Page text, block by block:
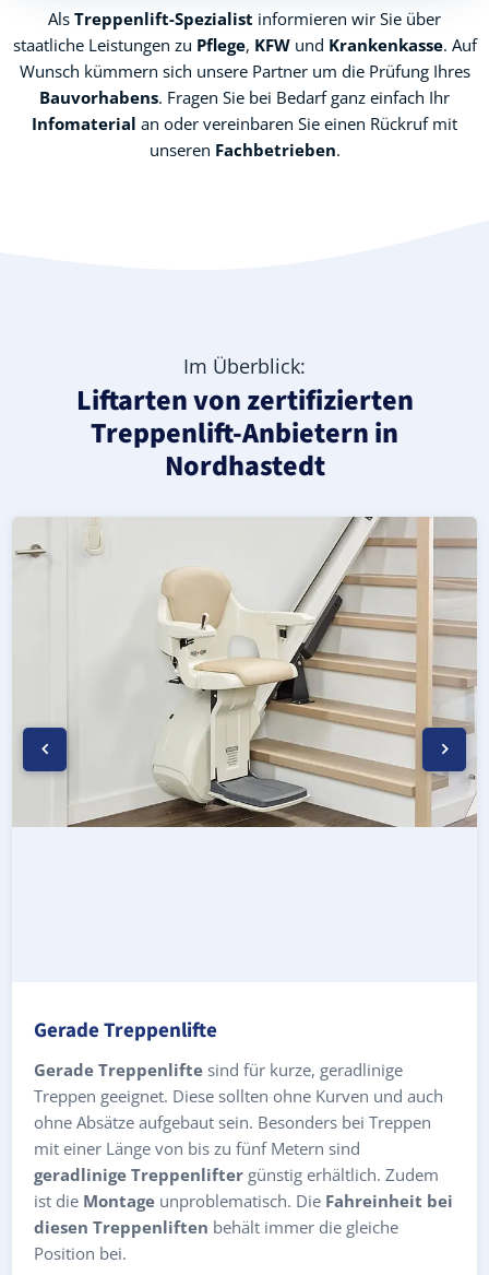
Als Treppenlift-Spezialist informieren wir Sie über
staatliche Leistungen zu Pflege, KFWund Krankenkasse. Auf
Wunsch kümmern sich unsere Partner um die Prüfung Ihres
Bauvorhabens. Fragen Sie bei Bedarf ganz einfach Ihr
Infomaterial an oder vereinbaren Sie einen Rückruf mit
unseren Fachbetrieben.
Im Überblick:
Liftarten von zertifizierten
Treppenlift-Anbietern in
Nordhastedt
Moderner gerader Treppenlift in Nordhastedt
Geprüfter, gebrauchter Treppenlift für gerade
Neuer Treppenlift für gerade Treppen in Nordhastedt
Gerade Treppenlifte
Gerade Treppenlifte sind für kurze, geradlinige
Treppen geeignet. Diese sollten ohne Kurven und auch
ohne Absätze aufgebaut sein. Besonders bei Treppen
mit einer Länge von bis zu fünf Metern sind
geradlinige Treppenlifter günstig erhältlich. Zudem
ist die Montage unproblematisch. Die Fahreinheit bei
diesen Treppenliften behält immer die gleiche
Position bei.